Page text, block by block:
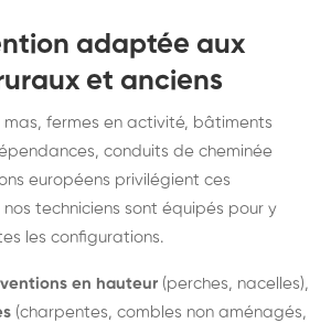
adaptée aux
et anciens
mas, fermes en activité, bâtiments
conduits de cheminée
européens privilégient ces
techniciens sont équipés pour y
les configurations.
en hauteur (perches, nacelles),
(charpentes, combles non aménagés,